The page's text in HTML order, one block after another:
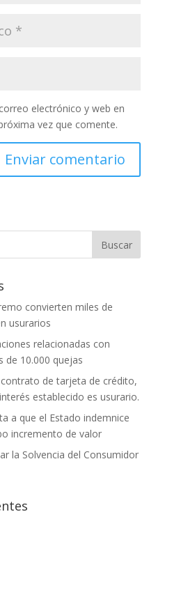
electrónico y web en
vez que comente.
convierten miles de
usurarios
relacionadas con
de 10.000 quejas
de tarjeta de crédito,
establecido es usurario.
a que el Estado indemnice
incremento de valor
la Solvencia del Consumidor